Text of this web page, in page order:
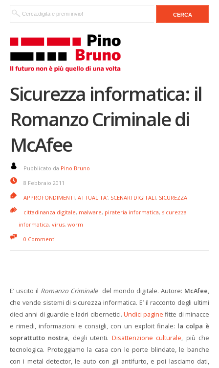
Sicurezza informatica: il
Romanzo Criminale di
McAfee
Pubblicato da Pino Bruno
8 Febbraio 2011
APPROFONDIMENTI, ATTUALITA', SCENARI DIGITALI, SICUREZZA
cittadinanza digitale, malware, pirateria informatica, sicurezza
informatica, virus, worm
0 Commenti
E’ uscito il Romanzo Criminaledel mondo digitale. Autore: McAfee,
che vende sistemi di sicurezza informatica. E’ il racconto degli ultimi
dieci anni di guardie e ladri cibernetici. Undici pagine fitte di minacce
e rimedi, informazioni e consigli, con un exploit finale: la colpa è
soprattutto nostra, degli utenti. Disattenzione culturale, più che
tecnologica. Proteggiamo la casa con le porte blindate, le banche
con i metal detector, le auto con gli antifurto, e poi lasciamo dati,